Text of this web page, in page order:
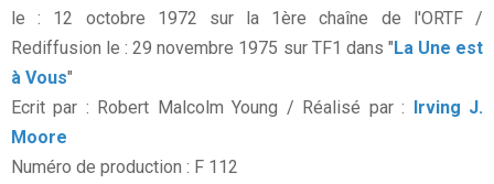
le : 12 octobre 1972 sur la 1ère chaîne de l'ORTF /
Rediffusion le : 29 novembre 1975 sur TF1 dans "La Une est
à Vous"
Ecrit par : Robert Malcolm Young / Réalisé par : Irving J.
Moore
Numéro de production : F 112